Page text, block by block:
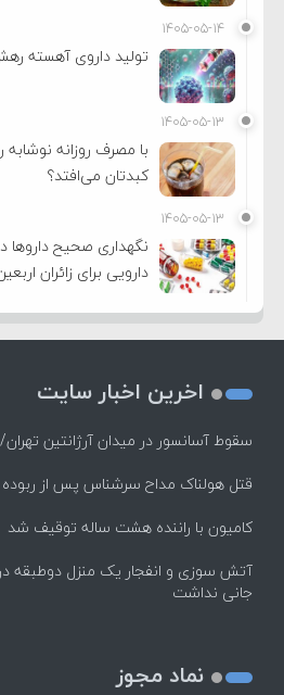
۱۴۰۵-۰۵-۱۴
تولید داروی آهسته
۱۴۰۵-۰۵-۱۳
با مصرف روزانه
کبدتان می‌افتد؟
۱۴۰۵-۰۵-۱۳
نگهداری صحیح داروها
دارویی برای زائران
اخرین اخبار سایت
سقوط آسانسور در میدان آرژانتین تهران/ ۹ نفر مصدوم شدند
قتل هولناک مداح سرشناس پس از
کامیون با راننده هشت ساله توقیف شد
آتش سوزی و انفجار یک منزل دوطبقه
جانی نداشت
نماد مجوز